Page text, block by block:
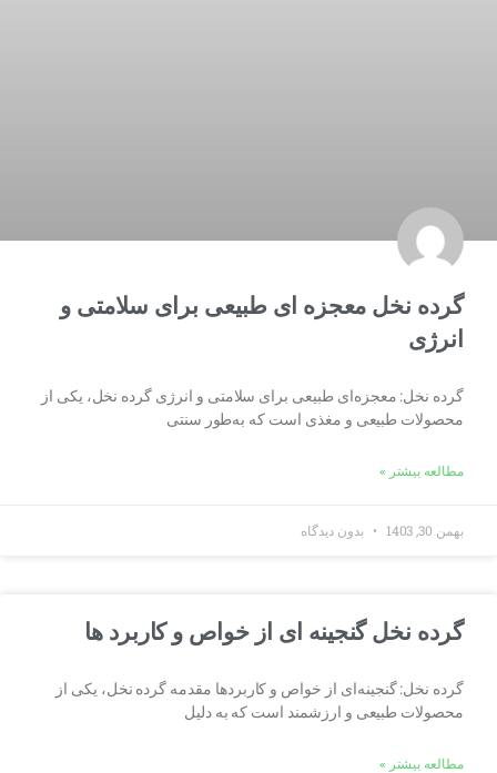
گرده نخل معجزه ای طبیعی برای سلامتی و
انرژی
گرده نخل: معجزه‌ای طبیعی برای سلامتی و انرژی گرده نخل، یکی از
محصولات طبیعی و مغذی است که به‌طور سنتی
مطالعه بیشتر »
بهمن 30, 1403 بدون دیدگاه
گرده نخل گنجینه ای از خواص و کاربرد ها
گرده نخل: گنجینه‌ای از خواص و کاربردها مقدمه گرده نخل، یکی از
محصولات طبیعی و ارزشمند است که به دلیل
مطالعه بیشتر »